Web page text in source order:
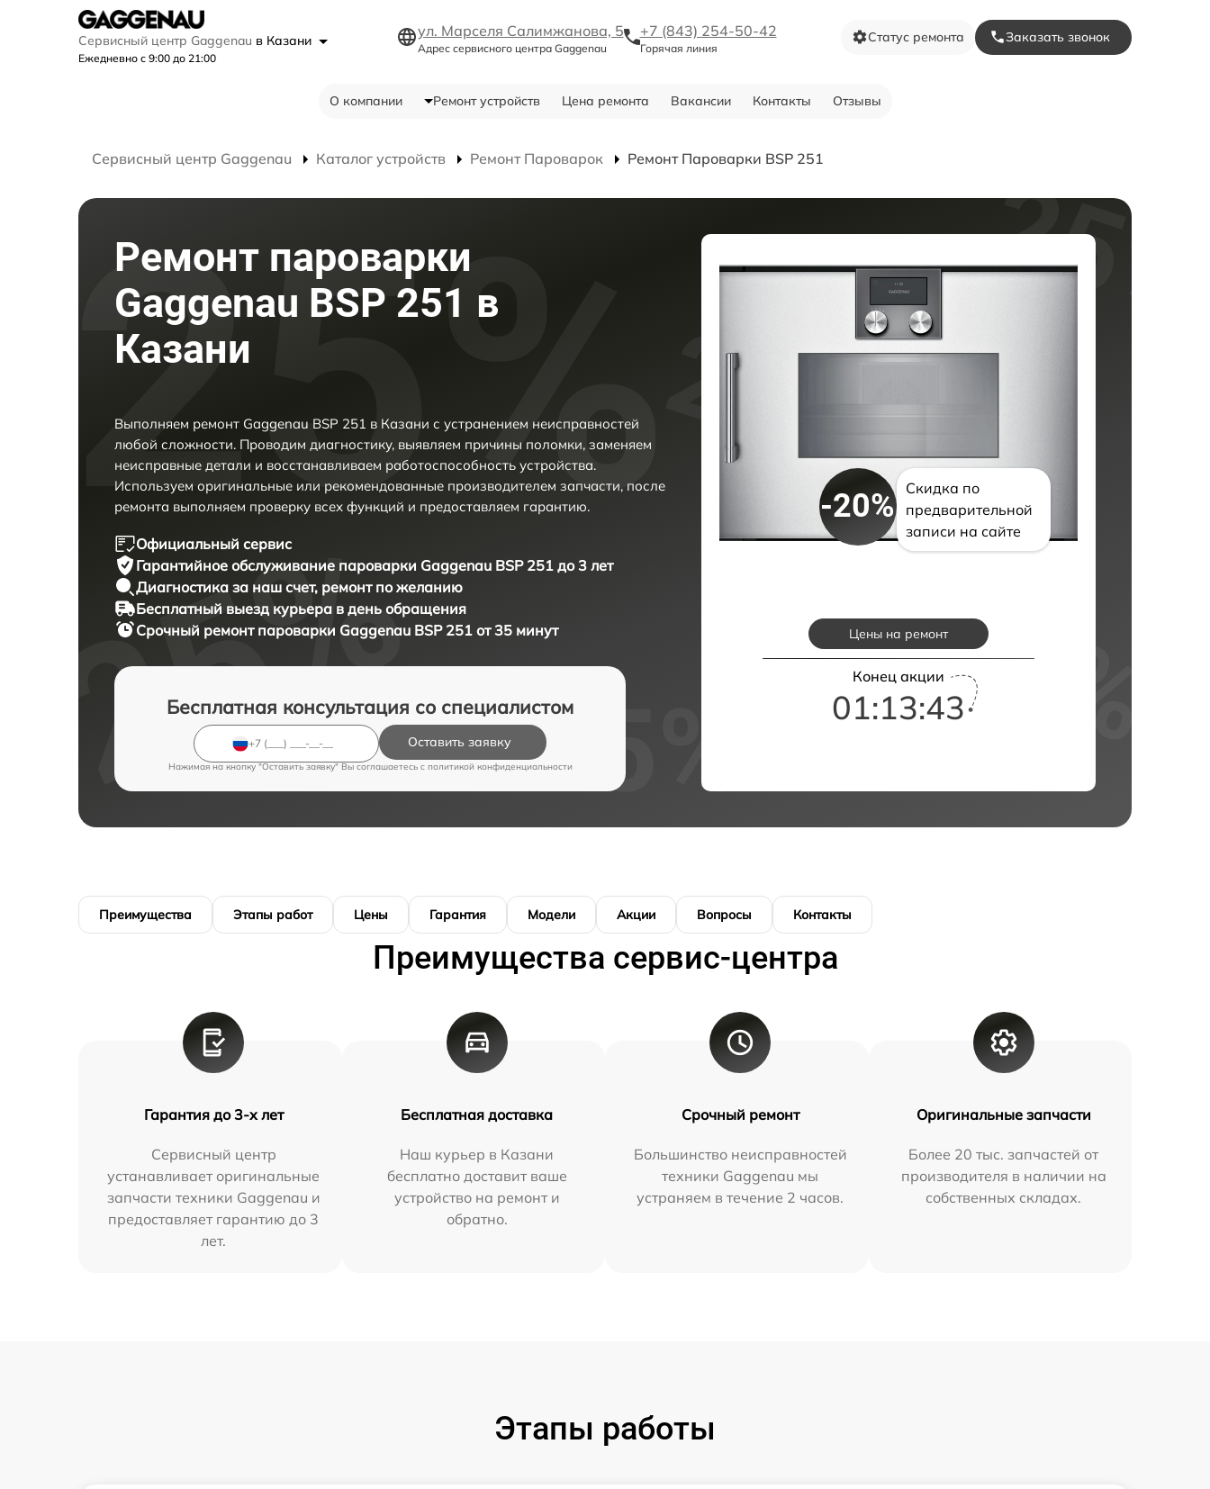
Сервисный центр Gaggenau в Казани
Ежедневно с 9:00 до 21:00
ул. Марселя Салимжанова, 5
Адрес сервисного центра Gaggenau
+7 (843) 254-50-42
Горячая линия
Статус ремонта Заказать звонок
О компании Ремонт устройств Цена ремонта Вакансии Контакты Отзывы
Сервисный центр Gaggenau Каталог устройств Ремонт Пароварок Ремонт Пароварки BSP 251
Ремонт пароварки
Gaggenau BSP 251 в
Казани
Выполняем ремонт Gaggenau BSP 251 в Казани с устранением неисправностей
любой сложности. Проводим диагностику, выявляем причины поломки, заменяем
неисправные детали и восстанавливаем работоспособность устройства.
Используем оригинальные или рекомендованные производителем запчасти, после
ремонта выполняем проверку всех функций и предоставляем гарантию.
Официальный сервис
Гарантийное обслуживание пароварки Gaggenau BSP 251 до 3 лет
Диагностика за наш счет, ремонт по желанию
Бесплатный выезд курьера в день обращения
Срочный ремонт пароварки Gaggenau BSP 251 от 35 минут
Бесплатная консультация со специалистом
Оставить заявку
Нажимая на кнопку "Оставить заявку" Вы соглашаетесь c политикой конфиденциальности
-20%
Скидка по
предварительной
записи на сайте
Цены на ремонт
Конец акции
01:13:42
Преимущества Этапы работ Цены Гарантия Модели Акции Вопросы Контакты
Преимущества сервис-центра
Гарантия до 3-х лет
Сервисный центр
устанавливает оригинальные
запчасти техники Gaggenau и
предоставляет гарантию до 3
лет.
Бесплатная доставка
Наш курьер в Казани
бесплатно доставит ваше
устройство на ремонт и
обратно.
Срочный ремонт
Большинство неисправностей
техники Gaggenau мы
устраняем в течение 2 часов.
Оригинальные запчасти
Более 20 тыс. запчастей от
производителя в наличии на
собственных складах.
Этапы работы